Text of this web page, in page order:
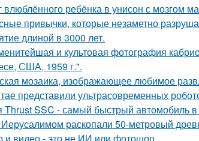
влюблённого ребёнка в унисон с мозгом
привычки, которые незаметно
длиной в 3000 лет.
и культовая фотография
США, 1959 г.".
мозаика, изображающее любимое
представили ультрасовременных
Thrust SSC - самый быстрый автомобиль в
раскопали 50-метровый